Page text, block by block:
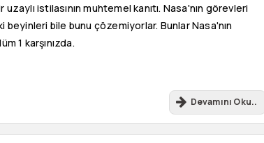
istilasının muhtemel kanıtı. Nasa'nın görevleri
bile bunu çözemiyorlar. Bunlar Nasa'nın
1 karşınızda.
Devamını Oku..